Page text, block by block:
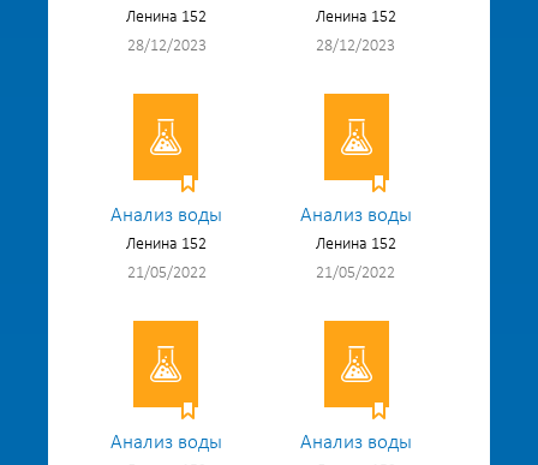
Ленина 152
28/12/2023
Ленина 152
28/12/2023
Анализ воды
Ленина 152
21/05/2022
Анализ воды
Ленина 152
21/05/2022
Анализ воды Анализ воды